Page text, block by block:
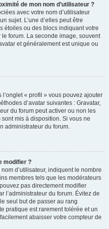
de mon nom d’utilisateur ?
avec votre nom d’utilisateur
sujet. L’une d’elles peut être
étoiles ou des blocs indiquant votre
forum. La seconde image, souvent
et généralement est unique ou
« profil » vous pouvez ajouter
d’avatar suivantes : Gravatar,
du forum peut activer ou non les
mis à disposition. Si vous ne
administrateur du forum.
modifier ?
d’utilisateur, indiquent le nombre
membres tels que les modérateurs
pas directement modifier
l’administrateur du forum. Évitez de
seul but de passer au rang
pratique est rarement tolérée et un
abaisser votre compteur de